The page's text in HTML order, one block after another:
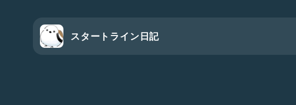
スタートライン日記